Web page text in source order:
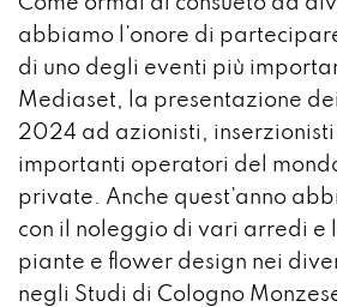
abbiamo l’onore di
di uno degli eventi più
Mediaset, la presentazione
2024 ad azionisti, inserzionisti
importanti operatori del
private. Anche quest’anno
con il noleggio di vari arredi e
piante e flower design nei
negli Studi di Cologno